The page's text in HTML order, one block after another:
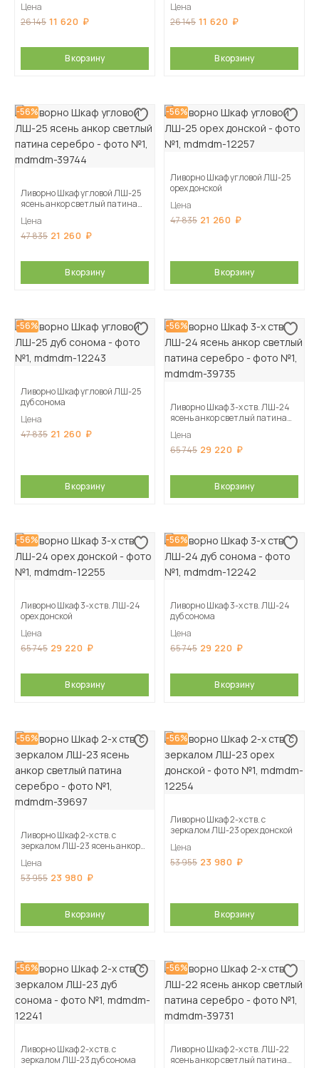
Цена
26 145 11 620
В корзину
Цена
26 145 11 620
В корзину
-56%
Ливорно Шкаф угловой ЛШ-25
ясень анкор светлый патина
Цена
47 835 21 260
В корзину
-56%
Ливорно Шкаф угловой ЛШ-25
орех донской
Цена
47 835 21 260
В корзину
-56%
Ливорно Шкаф угловой ЛШ-25
дуб сонома
Цена
47 835 21 260
В корзину
-56%
Ливорно Шкаф 3-х ств. ЛШ-24
ясень анкор светлый патина
Цена
65 745 29 220
В корзину
-56%
Ливорно Шкаф 3-х ств. ЛШ-24
орех донской
Цена
65 745 29 220
В корзину
-56%
Ливорно Шкаф 3-х ств. ЛШ-24
дуб сонома
Цена
65 745 29 220
В корзину
-56%
Ливорно Шкаф 2-х ств. с
зеркалом ЛШ-23 ясень анкор
Цена
53 955 23 980
В корзину
-56%
Ливорно Шкаф 2-х ств. с
зеркалом ЛШ-23 орех донской
Цена
53 955 23 980
В корзину
-56%
Ливорно Шкаф 2-х ств. с
зеркалом ЛШ-23 дуб сонома
-56%
Ливорно Шкаф 2-х ств. ЛШ-22
ясень анкор светлый патина